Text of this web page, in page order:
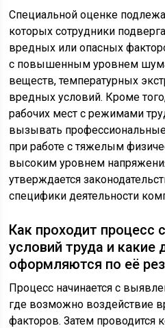
Специальной оценке
которых сотрудники
вредных или опасных
с повышенным уровнем
веществ, температурных
вредных условий. Кроме
рабочих мест с режимами
вызывать
при работе с тяжелым
высоким уровнем
утверждается
специфики деятельности
Как проходит процесс
условий труда и какие
оформляются по её
Процесс начинается с
где возможно воздействие
факторов. Затем проводится